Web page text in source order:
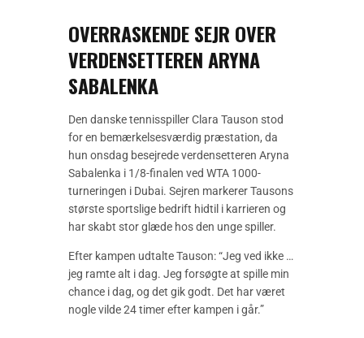
OVERRASKENDE SEJR OVER
VERDENSETTEREN ARYNA
SABALENKA
Den danske tennisspiller Clara Tauson stod
for en bemærkelsesværdig præstation, da
hun onsdag besejrede verdensetteren Aryna
Sabalenka i 1/8-finalen ved WTA 1000-
turneringen i Dubai. Sejren markerer Tausons
største sportslige bedrift hidtil i karrieren og
har skabt stor glæde hos den unge spiller.
Efter kampen udtalte Tauson: “Jeg ved ikke …
jeg ramte alt i dag. Jeg forsøgte at spille min
chance i dag, og det gik godt. Det har været
nogle vilde 24 timer efter kampen i går.”